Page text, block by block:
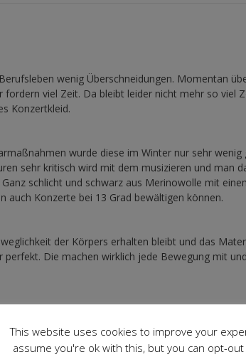
wenig Überschneidungen. Momentan
viel Zeit. Da bleibt leider nicht mehr so viel
Konzertkleid.
wurde diese im Winter nur sehr wenig
sehr kritisch wird mit dem musizieren und man
schlicht und schwarz aus Merinowolle mit
auch Konzerte bei 13 Grad bewältigen können.
der Körpers erhalten bleibt und das
Die machen wirklich jede Bewegung mit
This website uses cookies to improve your
assume you're ok with this, but you can opt-